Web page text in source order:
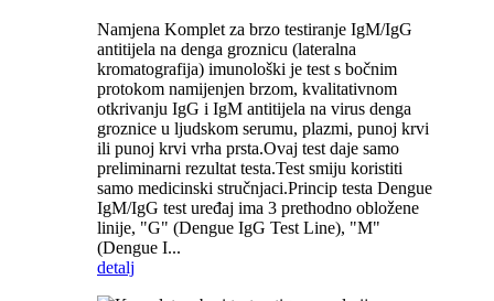
Namjena Komplet za brzo testiranje IgM/IgG
antitijela na denga groznicu (lateralna
kromatografija) imunološki je test s bočnim
protokom namijenjen brzom, kvalitativnom
otkrivanju IgG i IgM antitijela na virus denga
groznice u ljudskom serumu, plazmi, punoj krvi
ili punoj krvi vrha prsta.Ovaj test daje samo
preliminarni rezultat testa.Test smiju koristiti
samo medicinski stručnjaci.Princip testa Dengue
IgM/IgG test uređaj ima 3 prethodno obložene
linije, "G" (Dengue IgG Test Line), "M"
(Dengue I...
detalj